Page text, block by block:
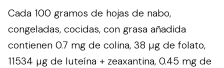
Cada 100 gramos de hojas de nabo,
congeladas, cocidas, con grasa añadida
contienen 0.7 mg de colina, 38 µg de folato,
11534 µg de luteína + zeaxantina, 0.45 mg de